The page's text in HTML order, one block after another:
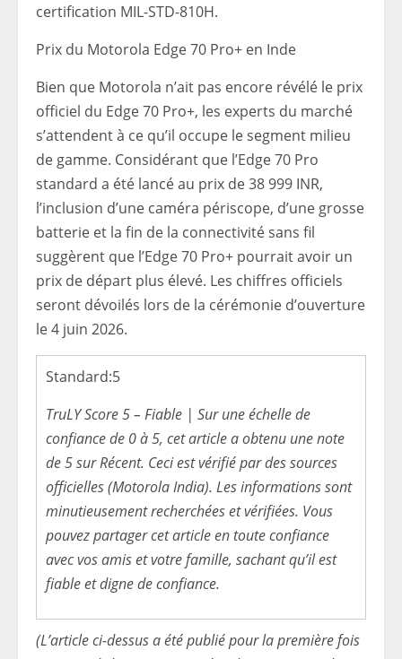
certification MIL-STD-810H.
Prix ​​​​du Motorola Edge 70 Pro+ en Inde
Bien que Motorola n’ait pas encore révélé le prix
officiel du Edge 70 Pro+, les experts du marché
s’attendent à ce qu’il occupe le segment milieu
de gamme. Considérant que l’Edge 70 Pro
standard a été lancé au prix de 38 999 INR,
l’inclusion d’une caméra périscope, d’une grosse
batterie et la fin de la connectivité sans fil
suggèrent que l’Edge 70 Pro+ pourrait avoir un
prix de départ plus élevé. Les chiffres officiels
seront dévoilés lors de la cérémonie d’ouverture
le 4 juin 2026.
Standard:5
TruLY Score 5 – Fiable | Sur une échelle de
confiance de 0 à 5, cet article a obtenu une note
de 5 sur Récent. Ceci est vérifié par des sources
officielles (Motorola India). Les informations sont
minutieusement recherchées et vérifiées. Vous
pouvez partager cet article en toute confiance
avec vos amis et votre famille, sachant qu’il est
fiable et digne de confiance.
(L’article ci-dessus a été publié pour la première fois